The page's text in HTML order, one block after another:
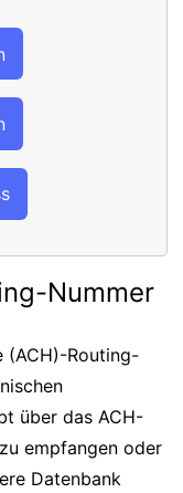
Nummer
(ACH)-Routing-
über das ACH-
empfangen oder
Datenbank